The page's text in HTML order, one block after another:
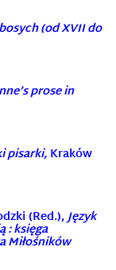
(od XVII do
prose in
pisarki, Kraków
(Red.),Język
: księga
Miłośników